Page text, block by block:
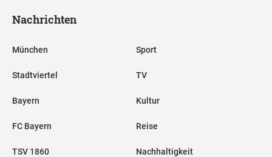
Nachrichten
München
Stadtviertel
Bayern
FC Bayern
TSV 1860
Sport
TV
Kultur
Reise
Nachhaltigkeit